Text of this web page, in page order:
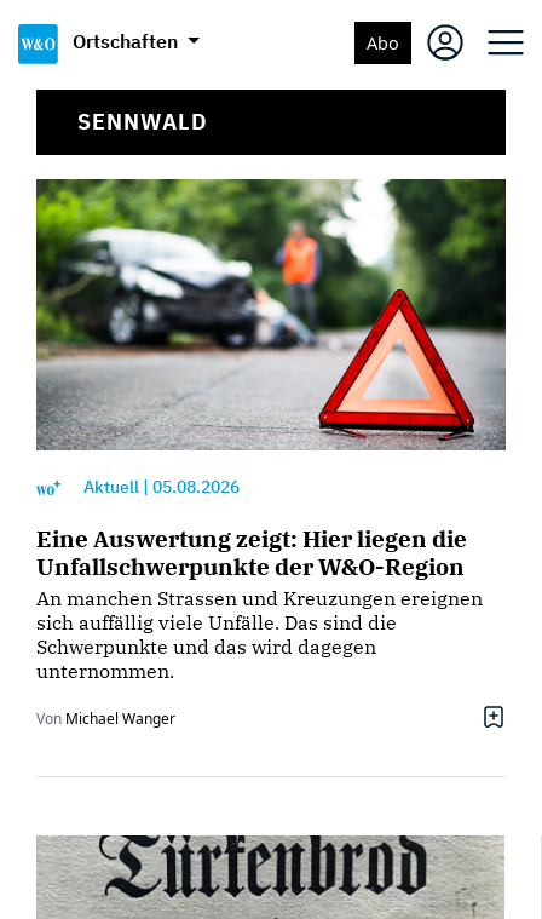
Ortschaften Abo
SENNWALD
Aktuell | 05.08.2026
Eine Auswertung zeigt: Hier liegen die
Unfallschwerpunkte der W&O-Region
An manchen Strassen und Kreuzungen ereignen
sich auffällig viele Unfälle. Das sind die
Schwerpunkte und das wird dagegen
unternommen.
Von Michael Wanger